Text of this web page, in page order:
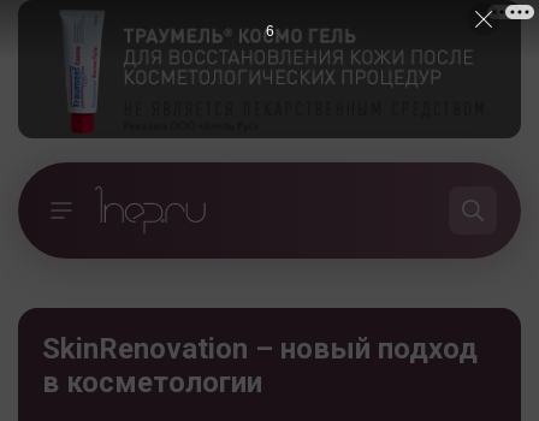
SkinRenovation – новый подход
в косметологии
5